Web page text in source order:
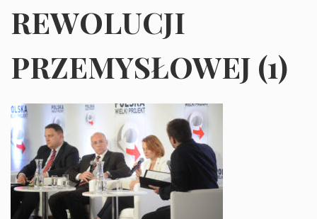
REWOLUCJI
PRZEMYSŁOWEJ (1)